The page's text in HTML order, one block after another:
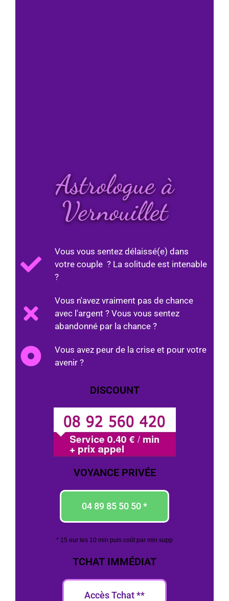
Astrologue à
Vernouillet
Vous vous sentez délaissé(e) dans
votre couple ? La solitude est intenable
?
Vous n'avez vraiment pas de chance
avec l'argent ? Vous vous sentez
abandonné par la chance ?
Vous avez peur de la crise et pour votre
avenir ?
DISCOUNT
VOYANCE PRIVÉE
04 89 85 50 50 *
* 15 eur les 10 min puis coût par min supp
TCHAT IMMÉDIAT
Accès Tchat **